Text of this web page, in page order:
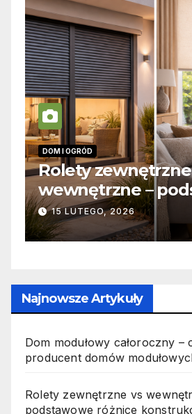
DOM I OGRÓD
Rolety
wewnętrzne –
różnice
funkcjonalne
15 LUTEGO, 2026
Najnowsze Artykuły
Dom modułowy całoroczny –
producent domów
Rolety zewnętrzne vs
podstawowe różnice